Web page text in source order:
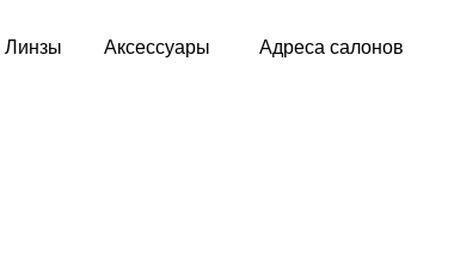
Линзы Аксессуары Адреса салонов